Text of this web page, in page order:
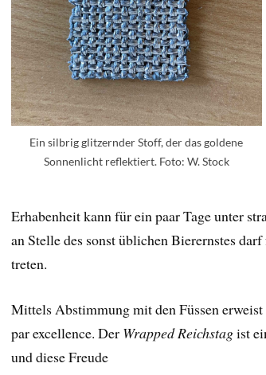
Ein silbrig glitzernder Stoff, der das goldene
Sonnenlicht reflektiert. Foto: W. Stock
Erhabenheit kann für ein paar Tage unter
an Stelle des sonst üblichen Bierernstes
treten.
Mittels Abstimmung mit den Füssen
par excellence. Der Wrapped Reichstagist
und diese Freude